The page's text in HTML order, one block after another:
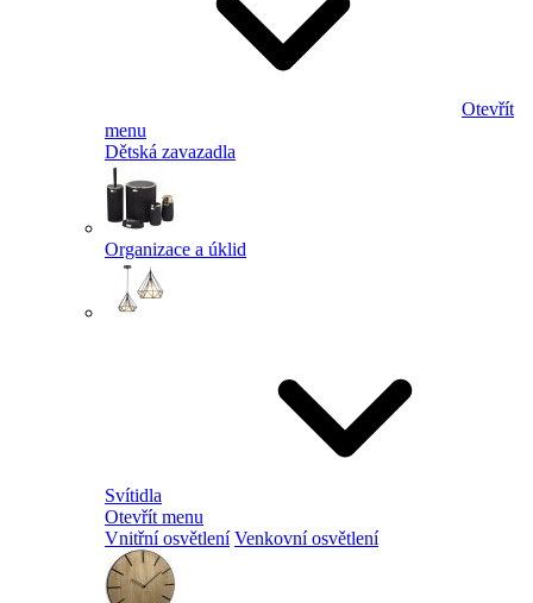
Otevřít
menu
Dětská zavazadla
Organizace a úklid
Svítidla
Otevřít menu
Vnitřní osvětlení Venkovní osvětlení